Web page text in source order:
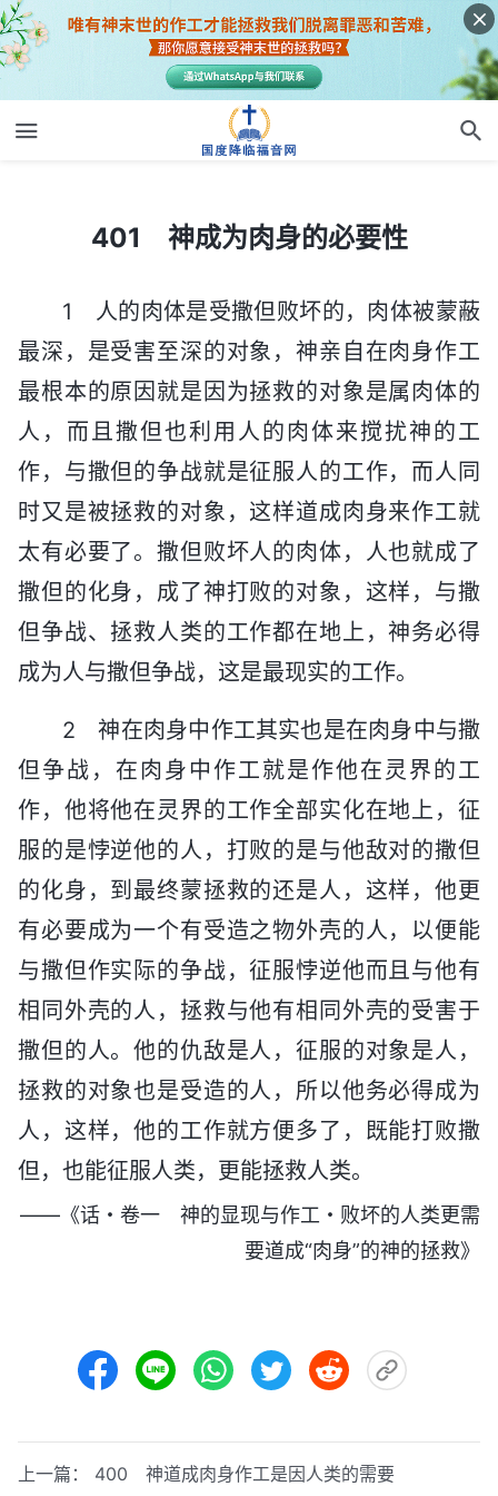
401 神成为肉身的必要性
1 人的肉体是受撒但败坏的，肉体被蒙蔽
最深，是受害至深的对象，神亲自在肉身作工
最根本的原因就是因为拯救的对象是属肉体的
人，而且撒但也利用人的肉体来搅扰神的工
作，与撒但的争战就是征服人的工作，而人同
时又是被拯救的对象，这样道成肉身来作工就
太有必要了。撒但败坏人的肉体，人也就成了
撒但的化身，成了神打败的对象，这样，与撒
但争战、拯救人类的工作都在地上，神务必得
成为人与撒但争战，这是最现实的工作。
2 神在肉身中作工其实也是在肉身中与撒
但争战，在肉身中作工就是作他在灵界的工
作，他将他在灵界的工作全部实化在地上，征
服的是悖逆他的人，打败的是与他敌对的撒但
的化身，到最终蒙拯救的还是人，这样，他更
有必要成为一个有受造之物外壳的人，以便能
与撒但作实际的争战，征服悖逆他而且与他有
相同外壳的人，拯救与他有相同外壳的受害于
撒但的人。他的仇敌是人，征服的对象是人，
拯救的对象也是受造的人，所以他务必得成为
人，这样，他的工作就方便多了，既能打败撒
但，也能征服人类，更能拯救人类。
——《话・卷一 神的显现与作工・败坏的人类更需
要道成“肉身”的神的拯救》
上一篇： 400 神道成肉身作工是因人类的需要